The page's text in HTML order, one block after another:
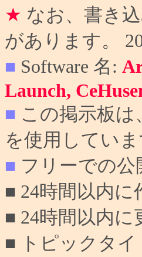
★ なお、書き
があります。
■ Software 名:
Launch,
■ この掲示板
を使用していま
■ フリーでの
■ 24時間以内
■ 24時間以内
■ トピックタ